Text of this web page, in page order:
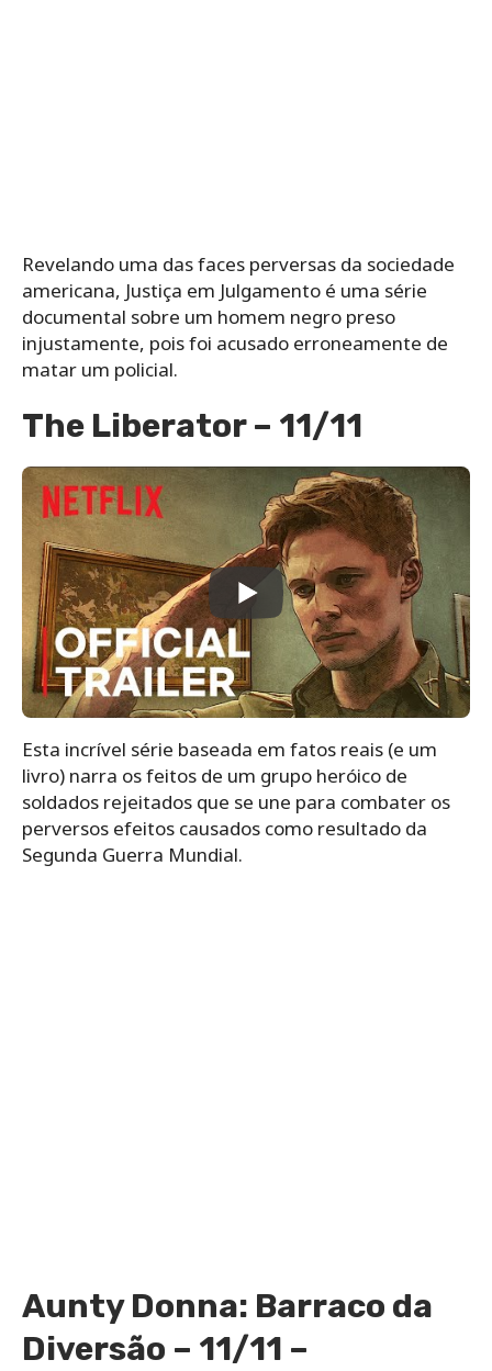
Revelando uma das faces perversas da sociedade
americana, Justiça em Julgamento é uma série
documental sobre um homem negro preso
injustamente, pois foi acusado erroneamente de
matar um policial.
The Liberator – 11/11
Esta incrível série baseada em fatos reais (e um
livro) narra os feitos de um grupo heróico de
soldados rejeitados que se une para combater os
perversos efeitos causados como resultado da
Segunda Guerra Mundial.
Aunty Donna: Barraco da
Diversão – 11/11 –